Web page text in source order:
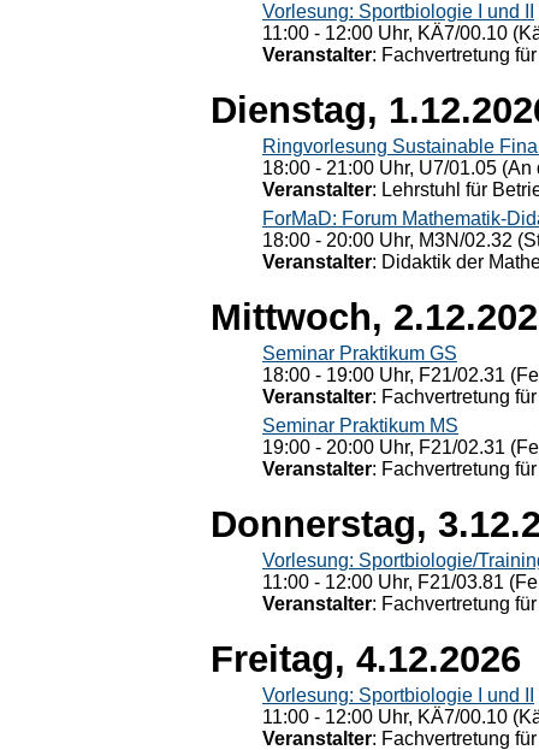
Vorlesung: Sportbiologie I und II
11:00 - 12:00 Uhr, KÄ7/00.10
Veranstalter: Fachvertretung
Dienstag,
Ringvorlesung Sustainable
18:00 - 21:00 Uhr, U7/01.05
Veranstalter: Lehrstuhl für
ForMaD: Forum Mathematik-
18:00 - 20:00 Uhr, M3N/02.32
Veranstalter: Didaktik der
Mittwoch,
Seminar Praktikum GS
18:00 - 19:00 Uhr, F21/02.31
Veranstalter: Fachvertretung
Seminar Praktikum MS
19:00 - 20:00 Uhr, F21/02.31
Veranstalter: Fachvertretung
Donnerstag,
Vorlesung: Sportbiologie/
11:00 - 12:00 Uhr, F21/03.81
Veranstalter: Fachvertretung
Freitag, 4.12.2026
Vorlesung: Sportbiologie I und II
11:00 - 12:00 Uhr, KÄ7/00.10
Veranstalter: Fachvertretung